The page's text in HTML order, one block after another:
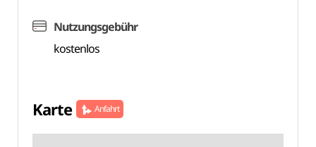
Nutzungsgebühr
kostenlos
Karte Anfahrt